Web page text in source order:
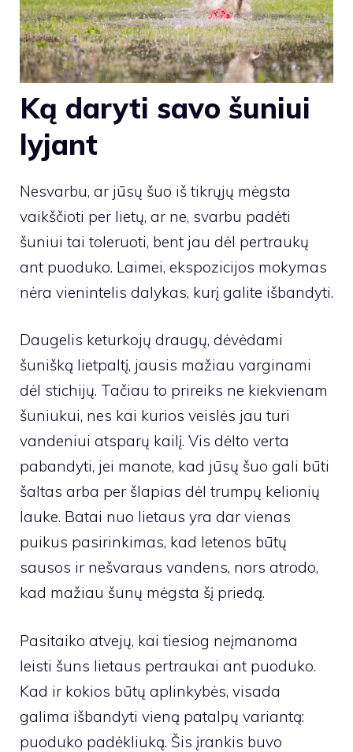
Ką daryti savo šuniui
lyjant
Nesvarbu, ar jūsų šuo iš tikrųjų mėgsta
vaikščioti per lietų, ar ne, svarbu padėti
šuniui tai toleruoti, bent jau dėl pertraukų
ant puoduko. Laimei, ekspozicijos mokymas
nėra vienintelis dalykas, kurį galite išbandyti.
Daugelis keturkojų draugų, dėvėdami
šunišką lietpaltį, jausis mažiau varginami
dėl stichijų. Tačiau to prireiks ne kiekvienam
šuniukui, nes kai kurios veislės jau turi
vandeniui atsparų kailį. Vis dėlto verta
pabandyti, jei manote, kad jūsų šuo gali būti
šaltas arba per šlapias dėl trumpų kelionių
lauke. Batai nuo lietaus yra dar vienas
puikus pasirinkimas, kad letenos būtų
sausos ir nešvaraus vandens, nors atrodo,
kad mažiau šunų mėgsta šį priedą.
Pasitaiko atvejų, kai tiesiog neįmanoma
leisti šuns lietaus pertraukai ant puoduko.
Kad ir kokios būtų aplinkybės, visada
galima išbandyti vieną patalpų variantą:
puoduko padėkliuką. Šis įrankis buvo